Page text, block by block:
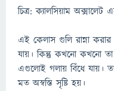
চিত্র: ক্যালসিয়াম অক্সালেট
এই কেলাস গুলি রান্না
যায়। কিন্তু কখনো কখনো
এগুলোই গলায় বিঁধে যায়।
মত অস্বস্তি সৃষ্টি হয়।